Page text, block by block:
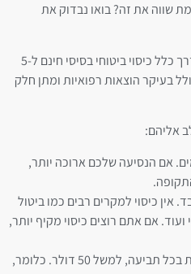
שווה את זה? בואו נבדוק את
חברות כרטיסי האשראי מציעות בדרך כלל כיסוי ביטוחי בסיסי חינם ל-5
בעיקר הוצאות רפואיות ומתן חלק
אליהם:
החינם הוא רק ל-5 ימים. אם הנסיעה שלכם ארוכה יותר,
אין כיסוי למקרים רבים כמו ביטול
ועוד. אם אתם רוצים כיסוי מקיף יותר,
יש לעיתים השתתפות עצמית בכל תביעה, למשל 50 דולר. כלומר,